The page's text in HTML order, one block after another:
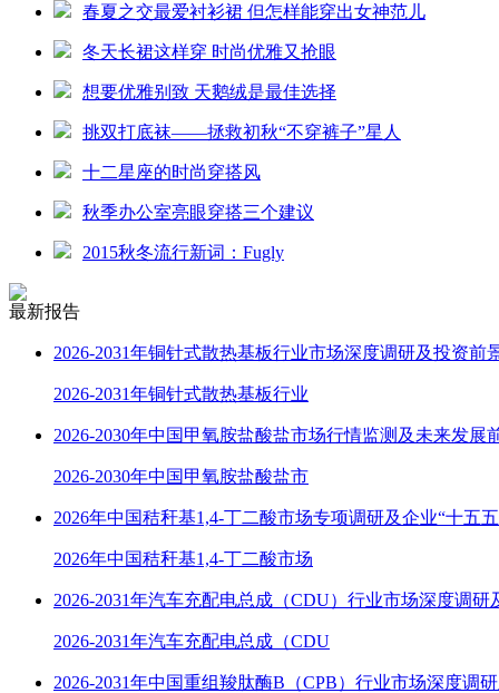
春夏之交最爱衬衫裙 但怎样能穿出女神范儿
冬天长裙这样穿 时尚优雅又抢眼
想要优雅别致 天鹅绒是最佳选择
挑双打底袜——拯救初秋“不穿裤子”星人
十二星座的时尚穿搭风
秋季办公室亮眼穿搭三个建议
2015秋冬流行新词：Fugly
最新报告
2026-2031年铜针式散热基板行业市场深度调研及投资前
2026-2031年铜针式散热基板行业
2026-2030年中国甲氧胺盐酸盐市场行情监测及未来发展
2026-2030年中国甲氧胺盐酸盐市
2026年中国秸秆基1,4-丁二酸市场专项调研及企业“十五
2026年中国秸秆基1,4-丁二酸市场
2026-2031年汽车充配电总成（CDU）行业市场深度调研
2026-2031年汽车充配电总成（CDU
2026-2031年中国重组羧肽酶B（CPB）行业市场深度调